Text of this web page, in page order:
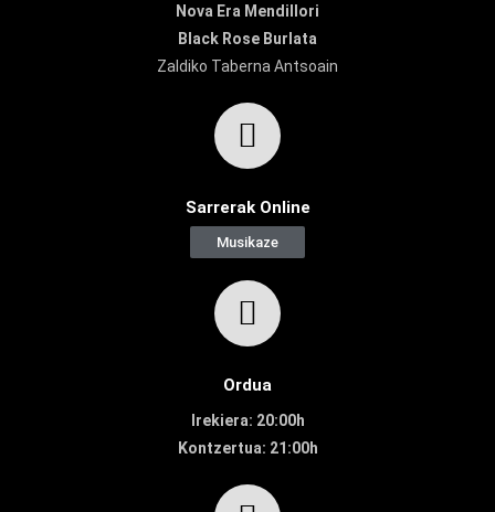
Nova Era Mendillori
Black Rose Burlata
Zaldiko Taberna Antsoain
Sarrerak Online
Musikaze
Ordua
Irekiera: 20:00h
Kontzertua: 21:00h